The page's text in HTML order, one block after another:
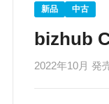
bizhub
2022年10月 発
新品 中古